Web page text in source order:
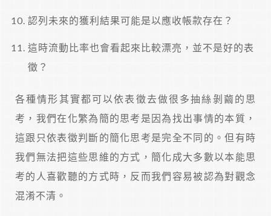
認列未來的獲利結果可能是以應收帳款存在？
這時流動比率也會看起來比較漂亮，並不是好的表
徵？
各種情形其實都可以依表徵去做很多抽絲剝繭的思
考，我們在化繁為簡的思考是因為找出事情的本質，
這跟只依表徵判斷的簡化思考是完全不同的。但有時
我們無法把這些思維的方式，簡化成大多數以本能思
考的人喜歡聽的方式時，反而我們容易被認為對觀念
混淆不清。